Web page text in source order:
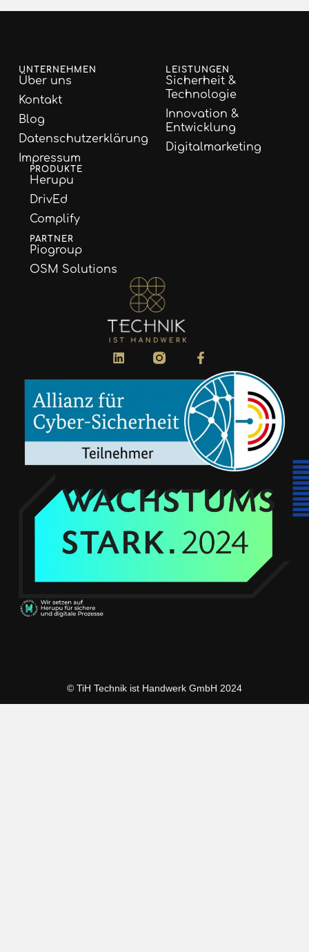
UNTERNEHMEN
Über uns
Kontakt
Blog
Datenschutzerklärung
Impressum
LEISTUNGEN
Sicherheit &
Technologie
Innovation &
Entwicklung
Digitalmarketing
PRODUKTE
Herupu
DrivEd
Complify
PARTNER
Piogroup
OSM Solutions
© TiH Technik ist Handwerk GmbH 2024